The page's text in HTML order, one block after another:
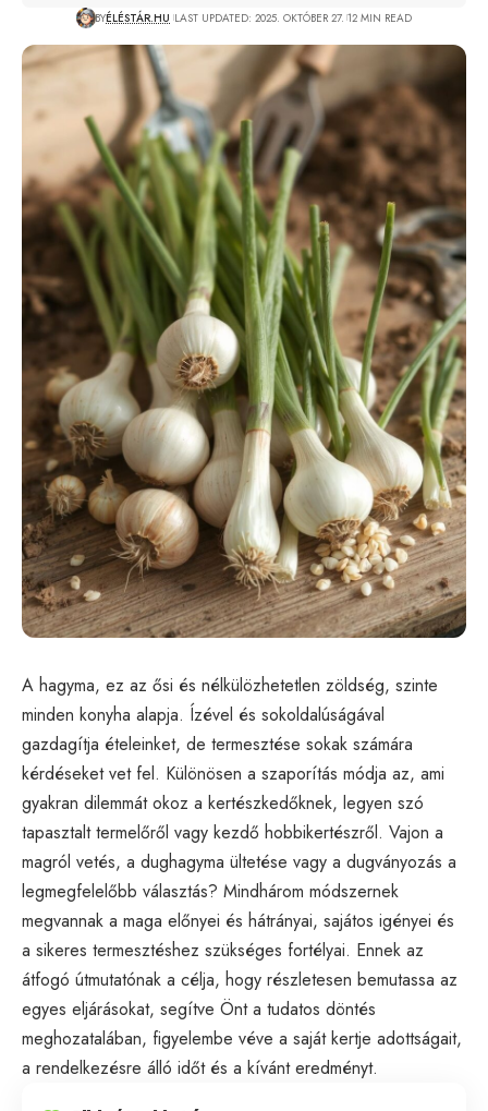
BYÉLÉSTÁR.HU LAST UPDATED: 2025. OKTÓBER 27. 12 MIN READ
A hagyma, ez az ősi és nélkülözhetetlen zöldség, szinte
minden konyha alapja. Ízével és sokoldalúságával
gazdagítja ételeinket, de termesztése sokak számára
kérdéseket vet fel. Különösen a szaporítás módja az, ami
gyakran dilemmát okoz a kertészkedőknek, legyen szó
tapasztalt termelőről vagy kezdő hobbikertészről. Vajon a
magról vetés, a dughagyma ültetése vagy a dugványozás a
legmegfelelőbb választás? Mindhárom módszernek
megvannak a maga előnyei és hátrányai, sajátos igényei és
a sikeres termesztéshez szükséges fortélyai. Ennek az
átfogó útmutatónak a célja, hogy részletesen bemutassa az
egyes eljárásokat, segítve Önt a tudatos döntés
meghozatalában, figyelembe véve a saját kertje adottságait,
a rendelkezésre álló időt és a kívánt eredményt.